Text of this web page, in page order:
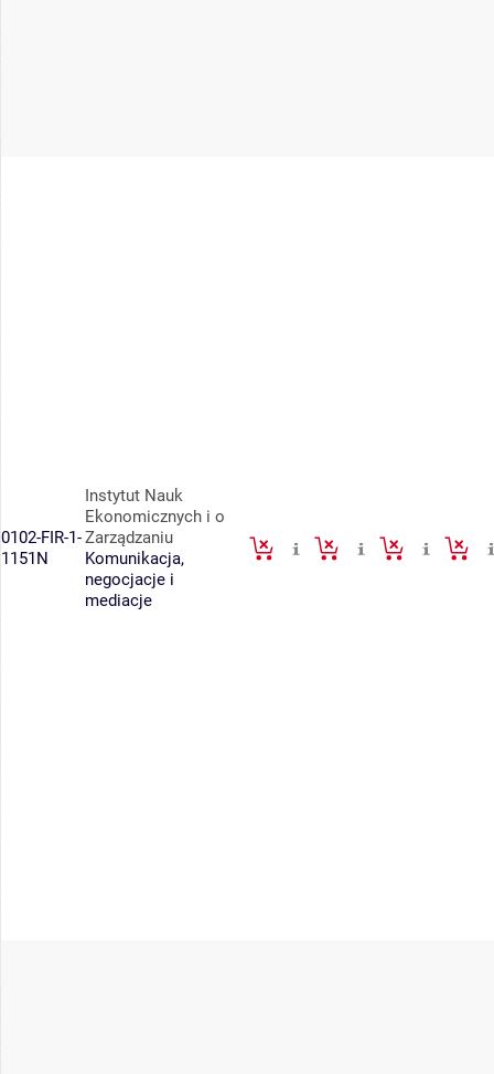
0102-FIR-1-
1151N
Instytut Nauk
Ekonomicznych i o
Zarządzaniu
Komunikacja,
negocjacje i
mediacje